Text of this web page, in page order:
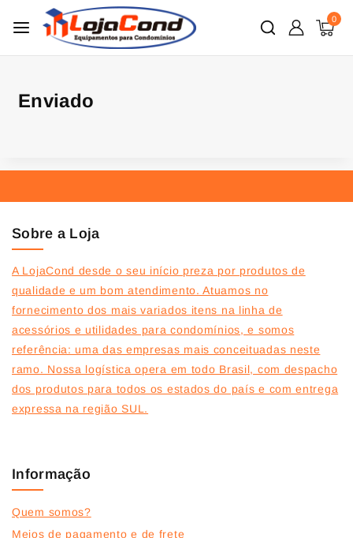
0
Enviado
Sobre a Loja
A LojaCond desde o seu início preza por produtos de
qualidade e um bom atendimento. Atuamos no
fornecimento dos mais variados itens na linha de
acessórios e utilidades para condomínios, e somos
referência: uma das empresas mais conceituadas neste
ramo. Nossa logística opera em todo Brasil, com despacho
dos produtos para todos os estados do país e com entrega
expressa na região SUL.
Informação
Quem somos?
Meios de pagamento e de frete